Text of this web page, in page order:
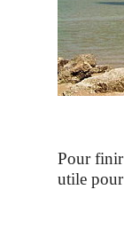
Pour finir
utile